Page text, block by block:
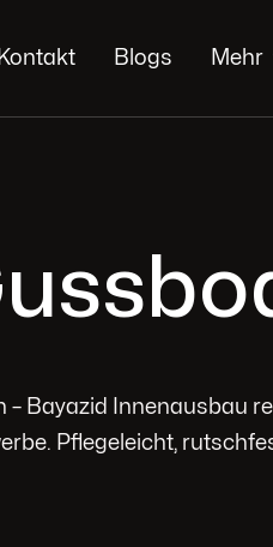
Kontakt Blogs Mehr
Bayazid Innenausbau
Pflegeleicht,